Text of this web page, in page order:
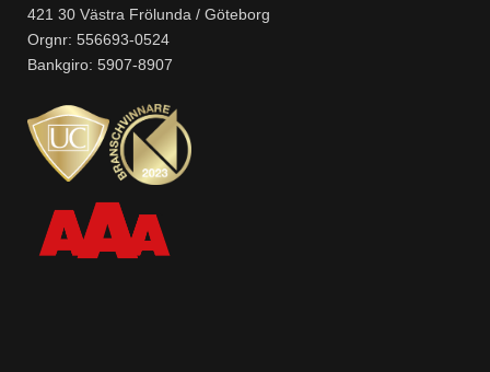
421 30 Västra Frölunda / Göteborg
Orgnr: 556693-0524
Bankgiro: 5907-8907